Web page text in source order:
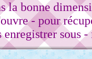
la bonne
- pour
sous -